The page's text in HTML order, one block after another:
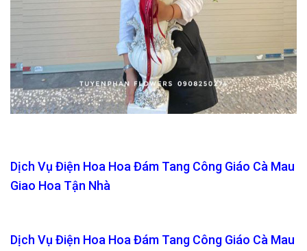
Dịch Vụ Điện Hoa Hoa Đám Tang Công Giáo Cà Mau
Giao Hoa Tận Nhà
Dịch Vụ Điện Hoa Hoa Đám Tang Công Giáo Cà Mau